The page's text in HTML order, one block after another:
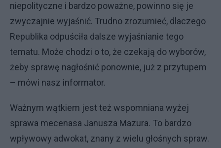
niepolityczne i bardzo poważne, powinno się je
zwyczajnie wyjaśnić. Trudno zrozumieć, dlaczego
Republika odpuściła dalsze wyjaśnianie tego
tematu. Może chodzi o to, że czekają do wyborów,
żeby sprawę nagłośnić ponownie, już z przytupem
– mówi nasz informator.
Ważnym wątkiem jest też wspomniana wyżej
sprawa mecenasa Janusza Mazura. To bardzo
wpływowy adwokat, znany z wielu głośnych spraw.